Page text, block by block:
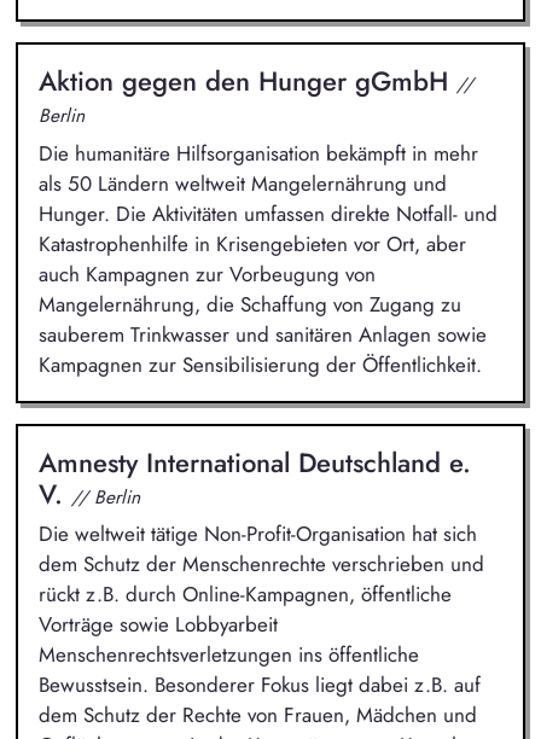
Aktion gegen den Hunger gGmbH //
Berlin
Die humanitäre Hilfsorganisation bekämpft in mehr
als 50 Ländern weltweit Mangelernährung und
Hunger. Die Aktivitäten umfassen direkte Notfall- und
Katastrophenhilfe in Krisengebieten vor Ort, aber
auch Kampagnen zur Vorbeugung von
Mangelernährung, die Schaffung von Zugang zu
sauberem Trinkwasser und sanitären Anlagen sowie
Kampagnen zur Sensibilisierung der Öffentlichkeit.
Amnesty International Deutschland e.
V. // Berlin
Die weltweit tätige Non-Profit-Organisation hat sich
dem Schutz der Menschenrechte verschrieben und
rückt z.B. durch Online-Kampagnen, öffentliche
Vorträge sowie Lobbyarbeit
Menschenrechtsverletzungen ins öffentliche
Bewusstsein. Besonderer Fokus liegt dabei z.B. auf
dem Schutz der Rechte von Frauen, Mädchen und